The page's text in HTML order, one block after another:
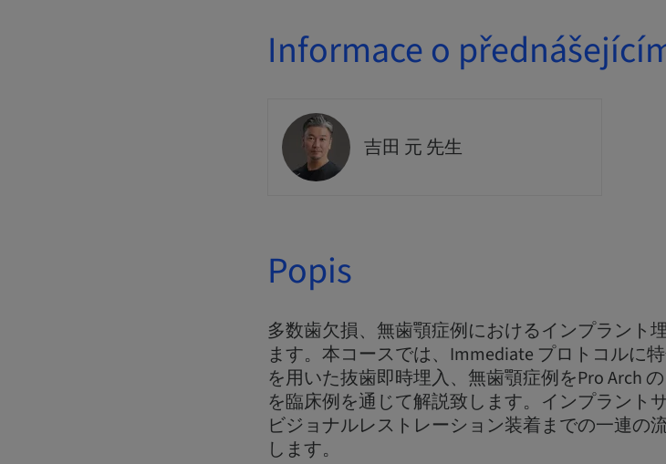
Informace o
吉田 元 先生
Popis
多数歯欠損、無歯顎症例におけるインプラント
ます。本コースでは、Immediate プロトコルに
を用いた抜歯即時埋入、無歯顎症例をPro Arch
を臨床例を通じて解説致します。インプラント
ビジョナルレストレーション装着までの一連の
します。